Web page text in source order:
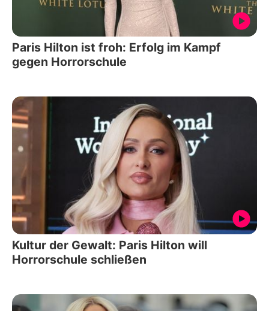
Paris Hilton ist froh: Erfolg im Kampf
gegen Horrorschule
Kultur der Gewalt: Paris Hilton will
Horrorschule schließen